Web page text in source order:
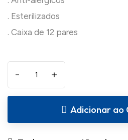
. Esterilizados
- +
Adicionar ao